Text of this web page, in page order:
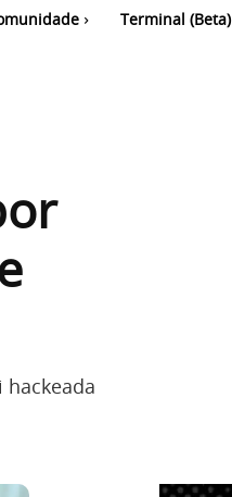
Terminal (Beta)